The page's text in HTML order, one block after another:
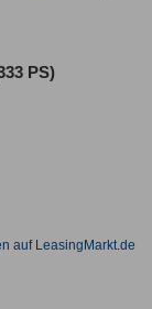
PS)
auf LeasingMarkt.de